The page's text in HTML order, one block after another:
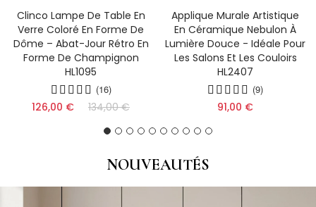
Clinco Lampe De Table En
Verre Coloré En Forme De
Dôme – Abat-Jour Rétro En
Forme De Champignon
HL1095
(16)
126,00 € 134,00 €
Applique Murale Artistique
En Céramique Nebulon À
Lumière Douce - Idéale Pour
Les Salons Et Les Couloirs
HL2407
(9)
91,00 €
NOUVEAUTÉS